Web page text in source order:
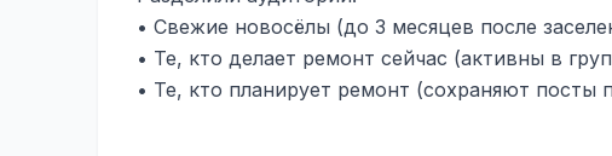
• Свежие новосёлы (до 3 месяцев после
• Те, кто делает ремонт сейчас (активны в
• Те, кто планирует ремонт (сохраняют посты